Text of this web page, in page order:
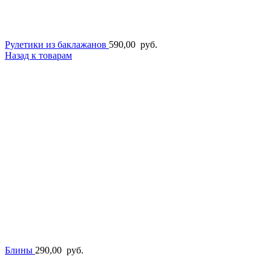
Рулетики из баклажанов 590,00 руб.
Назад к товарам
Блины 290,00 руб.